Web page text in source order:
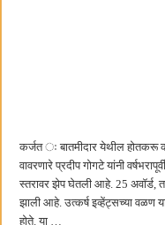
कर्जत ः बातमीदार येथील होतकरू
वावरणारे प्रदीप गोगटे यांनी
स्तरावर झेप घेतली आहे. 25 अवॉर्ड,
झाली आहे. उत्कर्ष इव्हेंट्सच्या वळण
होते. या …